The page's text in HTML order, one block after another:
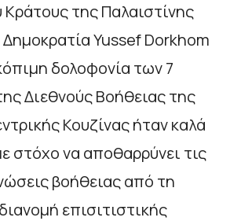
της Παλαιστίνης
Yussef Dorkhom
δολοφονία των 7
Διεθνούς Βοήθειας της
Κουζίνας ήταν καλά
στόχο να αποθαρρύνει τις
βοήθειας από τη
επισιτιστικής